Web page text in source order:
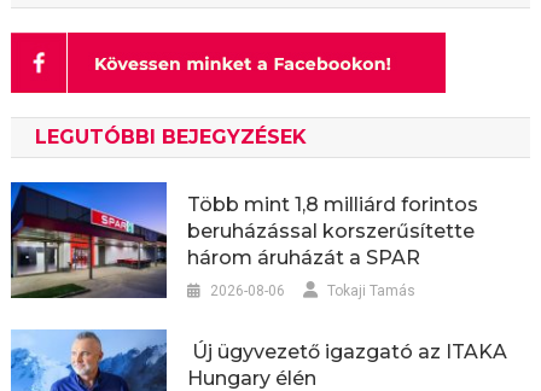
LEGUTÓBBI BEJEGYZÉSEK
Több mint 1,8 milliárd forintos
beruházással korszerűsítette
három áruházát a SPAR
2026-08-06 Tokaji Tamás
Új ügyvezető igazgató az ITAKA
Hungary élén